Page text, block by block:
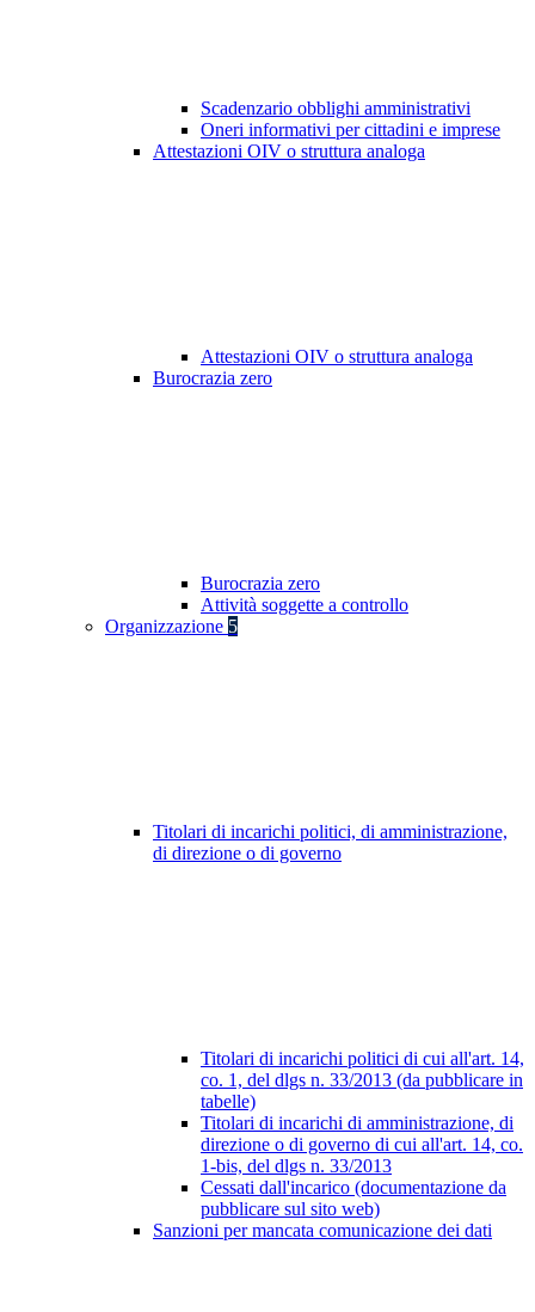
Scadenzario obblighi amministrativi
Oneri informativi per cittadini e imprese
Attestazioni OIV o struttura analoga
Attestazioni OIV o struttura analoga
Burocrazia zero
Burocrazia zero
Attività soggette a controllo
Organizzazione 5
Titolari di incarichi politici, di amministrazione,
di direzione o di governo
Titolari di incarichi politici di cui all'art. 14,
co. 1, del dlgs n. 33/2013 (da pubblicare in
tabelle)
Titolari di incarichi di amministrazione, di
direzione o di governo di cui all'art. 14, co.
1-bis, del dlgs n. 33/2013
Cessati dall'incarico (documentazione da
pubblicare sul sito web)
Sanzioni per mancata comunicazione dei dati